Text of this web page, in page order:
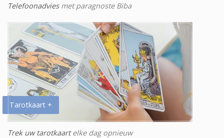
Telefoonadviesmet paragnoste Biba
Tarotkaart +
Trek uw tarotkaartelke dag opnieuw